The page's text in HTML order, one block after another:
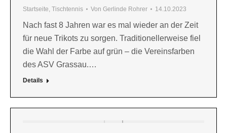
Startseite, Tischtennis Von Gerlinde Rohrer 14.10.2023
Nach fast 8 Jahren war es mal wieder an der Zeit
für neue Trikots zu sorgen. Traditionellerweise fiel
die Wahl der Farbe auf grün – die Vereinsfarben
des ASV Grassau.…
Details